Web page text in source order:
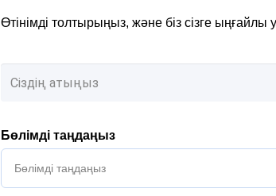
Өтінімді толтырыңыз, және біз сізге
Бөлімді таңдаңыз
Бөлімді таңдаңыз